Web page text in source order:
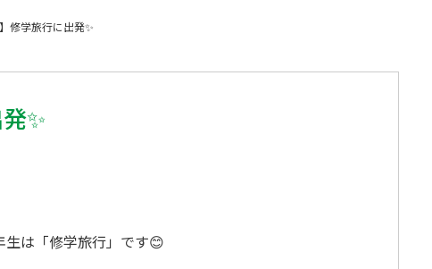
】修学旅行に出発✨
✨
は「修学旅行」です😊